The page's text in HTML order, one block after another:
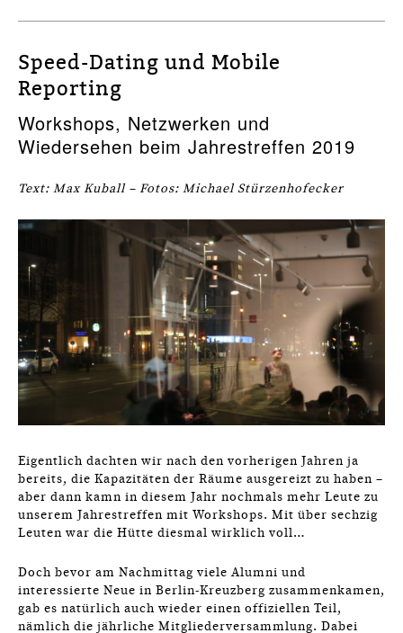
Speed-Dating und Mobile
Reporting
Workshops, Netzwerken und
Wiedersehen beim Jahrestreffen 2019
Text: Max Kuball – Fotos: Michael Stürzenhofecker
Eigentlich dachten wir nach den vorherigen Jahren ja
bereits, die Kapazitäten der Räume ausgereizt zu haben –
aber dann kamn in diesem Jahr nochmals mehr Leute zu
unserem Jahrestreffen mit Workshops. Mit über sechzig
Leuten war die Hütte diesmal wirklich voll…
Doch bevor am Nachmittag viele Alumni und
interessierte Neue in Berlin-Kreuzberg zusammenkamen,
gab es natürlich auch wieder einen offiziellen Teil,
nämlich die jährliche Mitgliederversammlung. Dabei